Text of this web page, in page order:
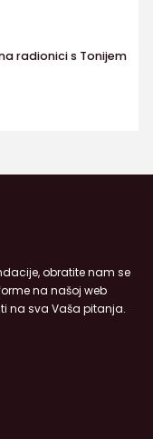
radionici s Tonijem
obratite nam se
na našoj web
na sva Vaša pitanja.